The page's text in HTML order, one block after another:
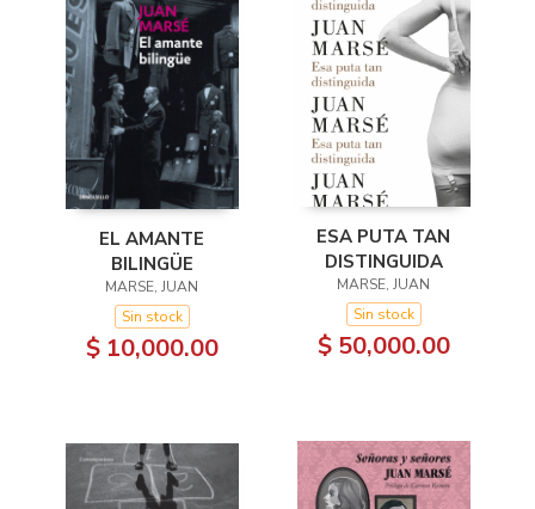
EL AMANTE
BILINGÜE
MARSE, JUAN
Sin stock
$ 10,000.00
ESA PUTA TAN
DISTINGUIDA
MARSE, JUAN
Sin stock
$ 50,000.00